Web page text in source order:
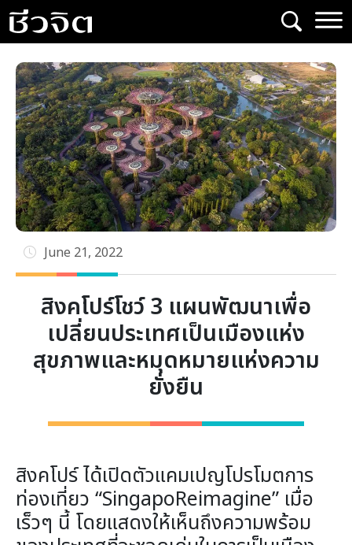
Skip
to
content
June 21, 2022
สิงคโปร์โชว์ 3 แผนพัฒนาเพื่อ
เปลี่ยนประเทศเป็นเมืองแห่ง
สุขภาพและหมุดหมายแห่งความ
ยั่งยืน
สิงคโปร์ ได้เปิดตัวแคมเปญโปรโมตการ
ท่องเที่ยว “SingapoReimagine” เมื่อ
เร็วๆ นี้ โดยแสดงให้เห็นถึงความพร้อม